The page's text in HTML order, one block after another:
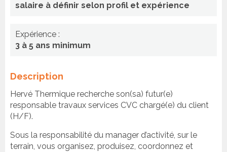
salaire à définir selon profil et expérience
Expérience :
3 à 5 ans minimum
Description
Hervé Thermique recherche son(sa) futur(e)
responsable travaux services CVC chargé(e) du client
(H/F).
Sous la responsabilité du manager d’activité, sur le
terrain, vous organisez, produisez, coordonnez et